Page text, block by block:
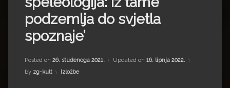
Impressum
Milenko Strižak
Drugi autori
Drugi autori
Ljiljana Lekanić-Kljaić
podzemlja do svjetla
spoznaje’
Posted on 26. studenoga 2021. Updated on 16. lipnja 2022.
by zg-kult Kategorije:
Izložbe